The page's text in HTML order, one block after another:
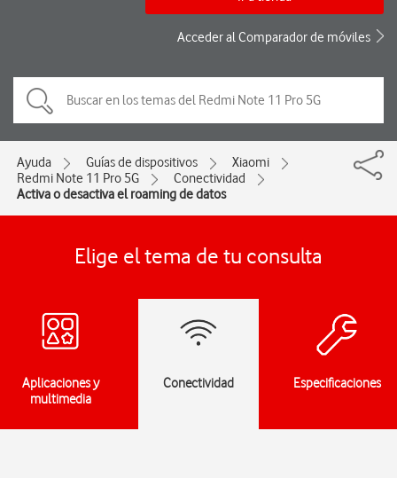
Acceder al Comparador de móviles
Ayuda Guías de dispositivos
Xiaomi
Redmi Note 11 Pro 5G
Conectividad
Activa o desactiva el roaming de datos
Elige el tema de tu consulta
Aplicaciones y
multimedia
Conectividad Especificaciones